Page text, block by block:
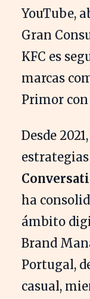
YouTube,
Gran
KFC es
marcas
Primor con
Desde
estrategias
ha
ámbito
Brand
Portugal,
casual,